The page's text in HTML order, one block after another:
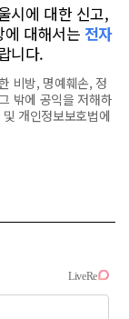
시에 대한 신고,
대해서는 전자
니다.
비방, 명예훼손, 정
밖에 공익을 저해하
개인정보보호법에